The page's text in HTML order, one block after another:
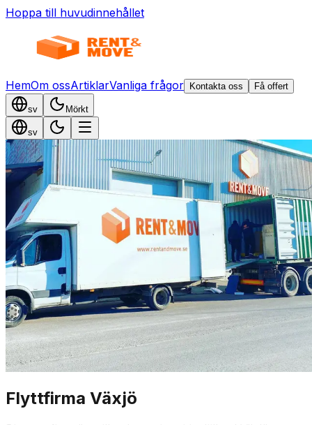
Hoppa till huvudinnehållet
HemOm ossArtiklarVanliga frågor Kontakta oss Få offert
sv Mörkt
sv
Flyttfirma Växjö